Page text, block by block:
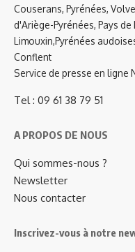
Couserans, Pyrénées,
d'Ariège-Pyrénées, Pays
Limouxin,Pyrénées
Conflent
Service de presse en ligne
Tel : 09 61 38 79 51
A PROPOS DE NOUS
Qui sommes-nous ?
Newsletter
Nous contacter
Inscrivez-vous à notre